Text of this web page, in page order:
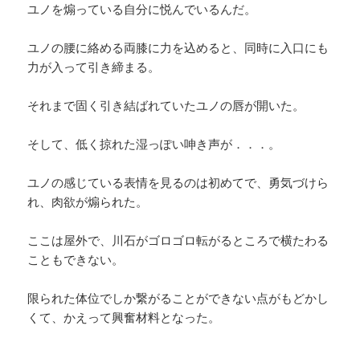
ユノを煽っている自分に悦んでいるんだ。
ユノの腰に絡める両膝に力を込めると、同時に入口にも
力が入って引き締まる。
それまで固く引き結ばれていたユノの唇が開いた。
そして、低く掠れた湿っぽい呻き声が．．．。
ユノの感じている表情を見るのは初めてで、勇気づけら
れ、肉欲が煽られた。
ここは屋外で、川石がゴロゴロ転がるところで横たわる
こともできない。
限られた体位でしか繋がることができない点がもどかし
くて、かえって興奮材料となった。